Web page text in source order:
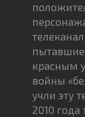
красным
войны
учли эту
2010 года